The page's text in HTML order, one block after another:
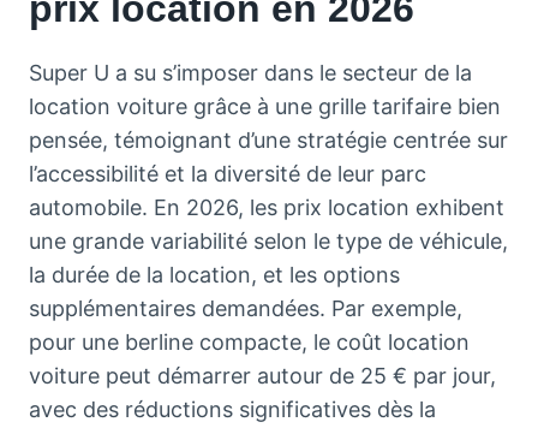
Super U a su s’imposer dans le secteur de la
location voiture grâce à une grille tarifaire bien
pensée, témoignant d’une stratégie centrée sur
l’accessibilité et la diversité de leur parc
automobile. En 2026, les prix location exhibent
une grande variabilité selon le type de véhicule,
la durée de la location, et les options
supplémentaires demandées. Par exemple,
pour une berline compacte, le coût location
voiture peut démarrer autour de 25 € par jour,
avec des réductions significatives dès la